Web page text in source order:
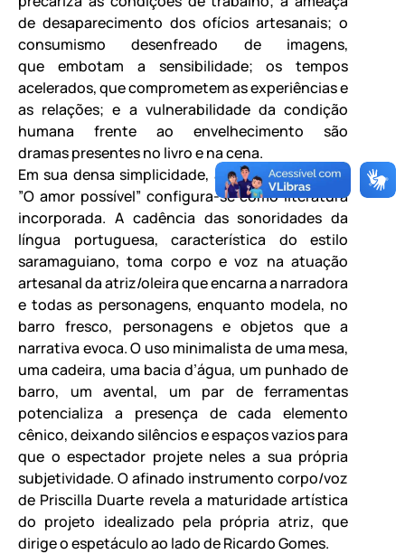
de desaparecimento dos ofícios artesanais; o
consumismo desenfreado de imagens,
que embotam a sensibilidade; os tempos
acelerados, que comprometem as experiências e
as relações; e a vulnerabilidade da condição
humana frente ao envelhecimento são
dramas presentes no livro e na cena.
Em sua densa simplicidade, a cena intimista de
”O amor possível” configura-se como literatura
incorporada. A cadência das sonoridades da
língua portuguesa, característica do estilo
saramaguiano, toma corpo e voz na atuação
artesanal da atriz/oleira que encarna a narradora
e todas as personagens, enquanto modela, no
barro fresco, personagens e objetos que a
narrativa evoca. O uso minimalista de uma mesa,
uma cadeira, uma bacia d’água, um punhado de
barro, um avental, um par de ferramentas
potencializa a presença de cada elemento
cênico, deixando silêncios e espaços vazios para
que o espectador projete neles a sua própria
subjetividade. O afinado instrumento corpo/voz
de Priscilla Duarte revela a maturidade artística
do projeto idealizado pela própria atriz, que
dirige o espetáculo ao lado de Ricardo Gomes.